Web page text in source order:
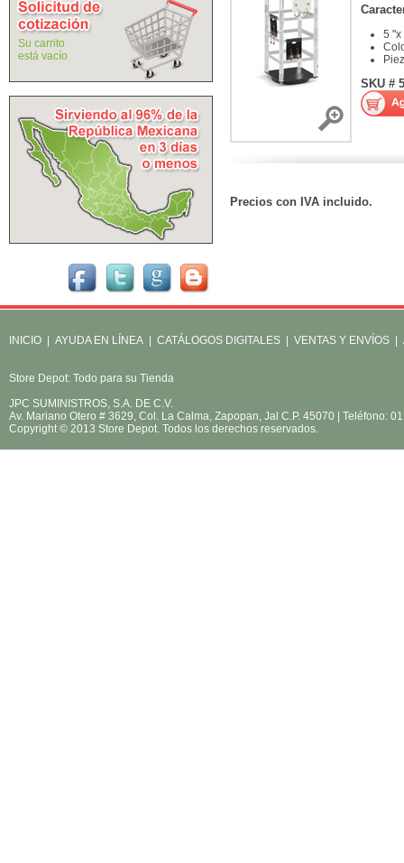
Su carrito
está vacío
5 "x
SKU #
Precios con IVA incluido.
INICIO AYUDA EN LÍNEA CATÁLOGOS DIGITALES VENTAS Y ENVÍOS
Store Depot: Todo para su Tienda
JPC SUMINISTROS, S.A. DE C.V.
Av. Mariano Otero # 3629, Col. La Calma, Zapopan, Jal C.P. 45070 | Teléfono:
Copyright © 2013 Store Depot. Todos los derechos reservados.